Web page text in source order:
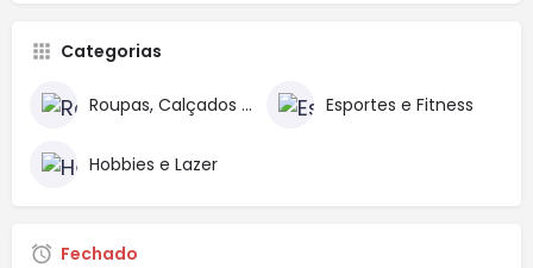
Categorias
Roupas, Calçados e Acessórios Esportes e Fitness
Hobbies e Lazer
Fechado